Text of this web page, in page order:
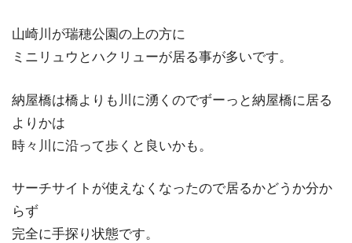
山崎川が瑞穂公園の上の方に
ミニリュウとハクリューが居る事が多いです。
納屋橋は橋よりも川に湧くのでずーっと納屋橋に居る
よりかは
時々川に沿って歩くと良いかも。
サーチサイトが使えなくなったので居るかどうか分か
らず
完全に手探り状態です。